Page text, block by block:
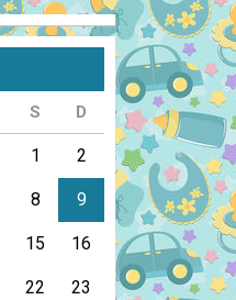
S D
1 2
8 9
15 16
22 23